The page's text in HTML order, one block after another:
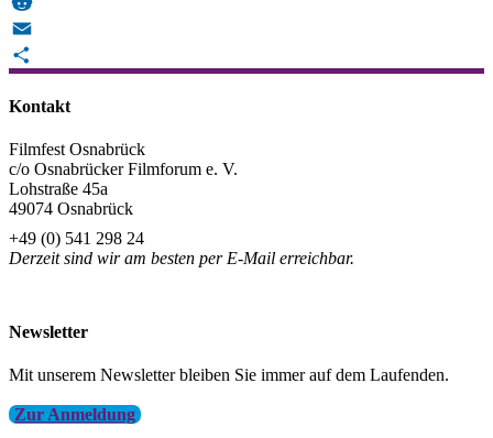
Reddit
Email
Kontakt
Filmfest Osnabrück
c/o Osnabrücker Filmforum e. V.
Lohstraße 45a
49074 Osnabrück
+49 (0) 541 298 24
Derzeit sind wir am besten per E-Mail erreichbar.
Newsletter
Mit unserem Newsletter bleiben Sie immer auf dem Laufenden.
Zur Anmeldung